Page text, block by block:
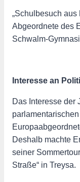
„Schulbesuch aus
Abgeordnete des
Schwalm-
Interesse an
Das Interesse der
Deshalb machte
seiner
Straße“ in Treysa.